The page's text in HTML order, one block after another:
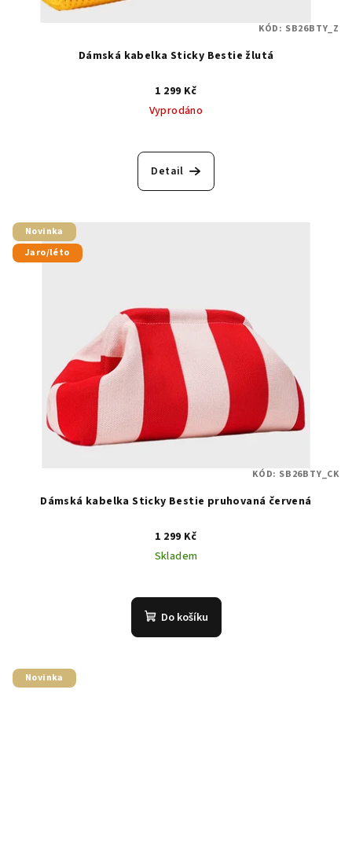
Dámská kabelka Sticky Bestie žlutá
1 299 Kč
Vyprodáno
Detail
KÓD: SB26BTY_Z
Novinka
Jaro/léto
Dámská kabelka Sticky Bestie pruhovaná červená
1 299 Kč
Skladem
Do košíku
KÓD: SB26BTY_CK
Novinka